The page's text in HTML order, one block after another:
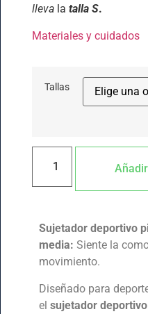
llevala talla S.
Materiales y cuidados
Tallas
Sujetador deportivo
media: Siente la
movimiento.
Diseñado para
el sujetador